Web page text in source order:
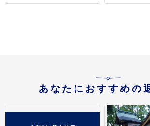
あなたにおすすめの